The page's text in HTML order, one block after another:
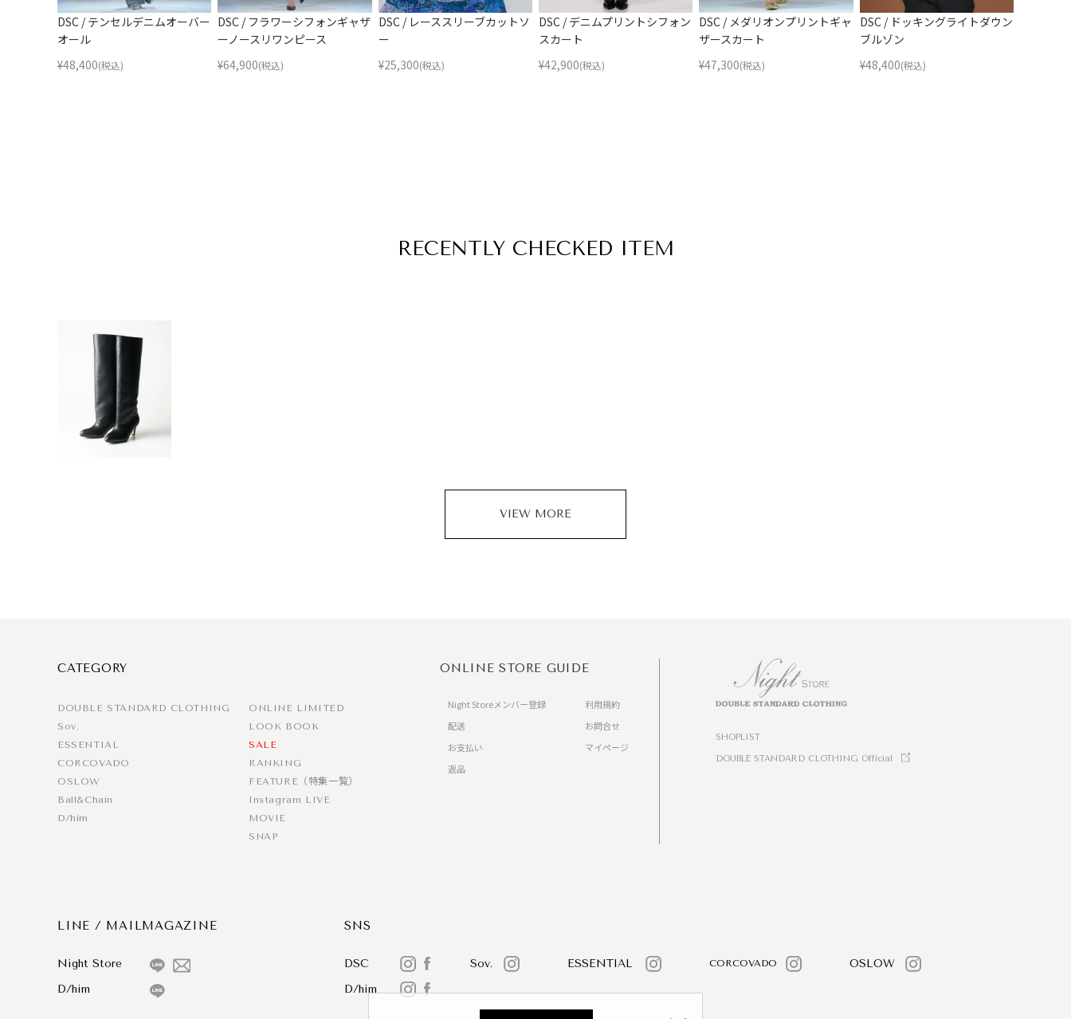
DSC / テンセルデニムオーバー
オール
¥48,400(税込)
DSC / フラワーシフォンギャザ
ーノースリワンピース
¥64,900(税込)
DSC / レーススリーブカットソ
ー
¥25,300(税込)
DSC / デニムプリントシフォン
スカート
¥42,900(税込)
DSC / メダリオンプリントギャ
ザースカート
¥47,300(税込)
DSC / ドッキングライトダウン
ブルゾン
¥48,400(税込)
RECENTLY CHECKED ITEM
VIEW MORE
CATEGORY
DOUBLE STANDARD CLOTHING
Sov.
ESSENTIAL
CORCOVADO
OSLOW
Ball&Chain
D/him
ONLINE LIMITED
LOOK BOOK
SALE
RANKING
FEATURE（特集一覧）
Instagram LIVE
MOVIE
SNAP
ONLINE STORE GUIDE
Night Storeメンバー登録
配送
お支払い
返品
利用規約
お問合せ
マイページ
SHOPLIST
DOUBLE STANDARD CLOTHING Official
LINE / MAILMAGAZINE
Night Store
D/him
SNS
DSC Sov. ESSENTIAL CORCOVADO
OSLOW
D/him